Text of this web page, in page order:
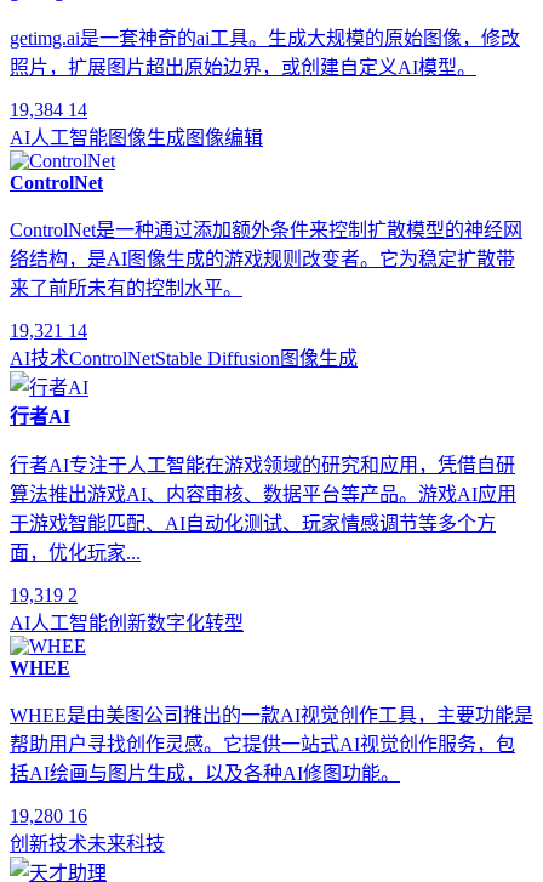
getimg.ai是一套神奇的ai工具。生成大规模的原始图像，修改
照片，扩展图片超出原始边界，或创建自定义AI模型。
19,384 14
AI人工智能图像生成图像编辑
ControlNet
ControlNet是一种通过添加额外条件来控制扩散模型的神经网
络结构，是AI图像生成的游戏规则改变者。它为稳定扩散带
来了前所未有的控制水平。
19,321 14
AI技术ControlNetStable Diffusion 图像生成
行者AI
行者AI专注于人工智能在游戏领域的研究和应用，凭借自研
算法推出游戏AI、内容审核、数据平台等产品。游戏AI应用
于游戏智能匹配、AI自动化测试、玩家情感调节等多个方
面，优化玩家...
19,319 2
AI人工智能创新数字化转型
WHEE
WHEE是由美图公司推出的一款AI视觉创作工具，主要功能是
帮助用户寻找创作灵感。它提供一站式AI视觉创作服务，包
括AI绘画与图片生成，以及各种AI修图功能。
19,280 16
创新技术未来科技